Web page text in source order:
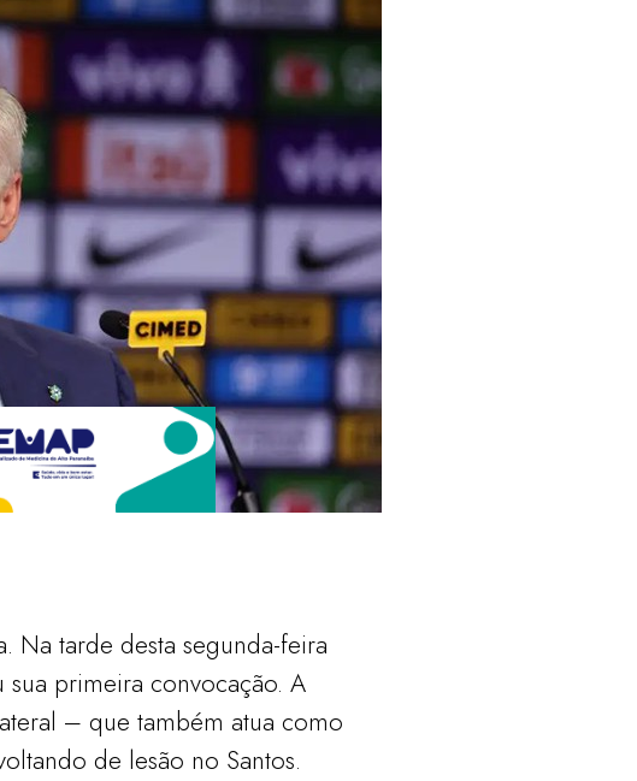
Na tarde desta segunda-feira
sua primeira convocação. A
– que também atua como
de lesão no Santos.